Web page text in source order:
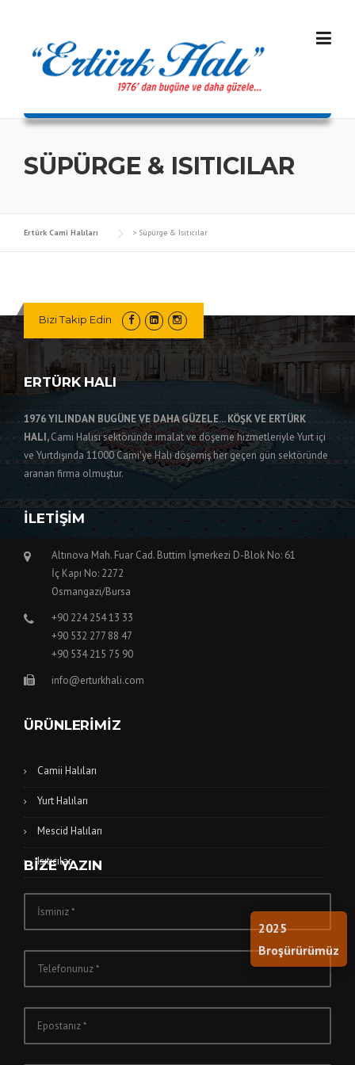
SÜPÜRGE & ISITICILAR
Ertürk Cami Halıları > Süpürge & Isıtıcılar
Bizi Takip Edin
ERTÜRK HALI
1976 YILINDAN BUGÜNE VE DAHA GÜZELE... KÖŞK VE ERTÜRK
HALI,Cami Halısı sektöründe imalat ve döşeme hizmetleriyle Yurt içi
ve Yurtdışında 11000 Cami'ye Halı döşemiş her geçen gün sektöründe
aranan firma olmuştur.
İLETIŞIM
Altınova Mah. Fuar Cad. Buttim İşmerkezi D-Blok No: 61
İç Kapı No: 2272
Osmangazi/Bursa
+90 224 254 13 33
+90 532 277 88 47
+90 534 215 75 90
info@erturkhali.com
ÜRÜNLERIMIZ
Camii Halıları
Yurt Halıları
Mescid Halıları
Isıtıcılar
BIZE YAZIN
2025
Broşürürümüz